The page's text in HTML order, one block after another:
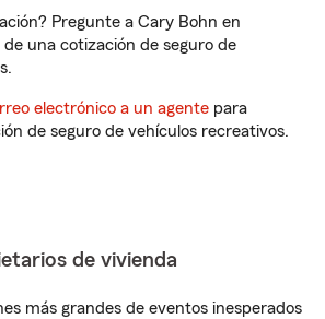
Pregunte a Cary Bohn en
una cotización de seguro de
electrónico a un agente para
de seguro de vehículos recreativos.
de vivienda
más grandes de eventos inesperados